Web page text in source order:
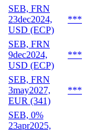
SEB, FRN
23dec2024,
USD (ECP)
***
SEB, FRN
9dec2024,
USD (ECP)
***
SEB, FRN
3may2027,
EUR (341)
***
SEB, 0%
23apr2025,